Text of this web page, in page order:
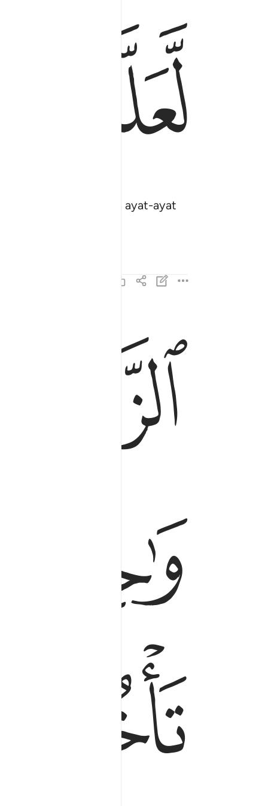
ﱈ
turunkan padanya ayat-ayat
الزانية والزاني فاجلدوا كل واحد منهما ماية
ٱلزَّانِيَةُ وَٱلزَّانِى فَٱجْلِدُوا۟ كُلَّ وَٰحِدٍۢ
ﱋ
ﱏ
ﱕ